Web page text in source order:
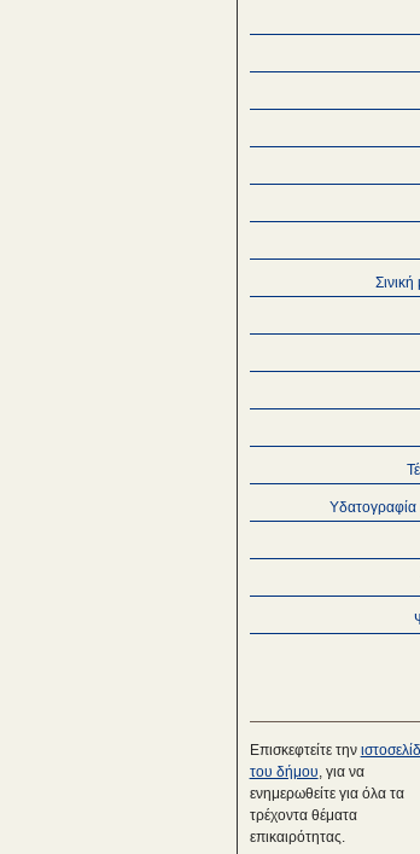
Υδατογραφία
Επισκεφτείτε την
του δήμου , για να
ενημερωθείτε για όλα τα
τρέχοντα θέματα
επικαιρότητας.